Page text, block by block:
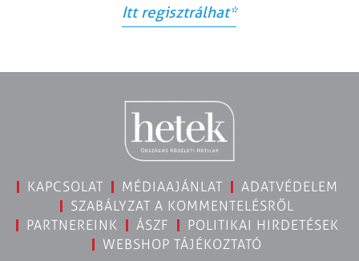
Itt regisztrálhat*
KAPCSOLAT MÉDIAAJÁNLAT
ADATVÉDELEM
SZABÁLYZAT A KOMMENTELÉSRŐL
PARTNEREINK
ÁSZF
POLITIKAI HIRDETÉSEK
WEBSHOP TÁJÉKOZTATÓ